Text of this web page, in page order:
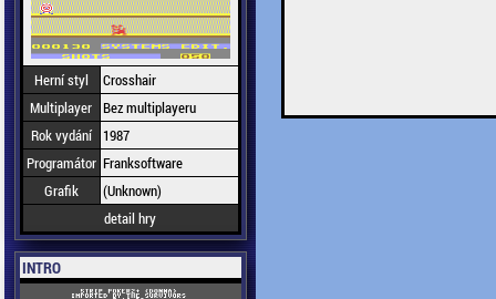
Herní styl
Crosshair
Multiplayer Bez multiplayeru
Rok vydání
1987
Programátor Franksoftware
Grafik
(Unknown)
detail hry
INTRO